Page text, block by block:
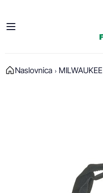
Naslovnica MILWAUKEE